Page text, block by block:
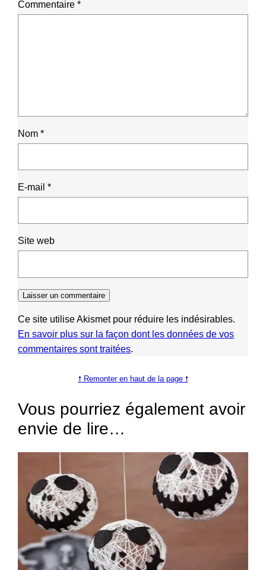
Commentaire*
Nom*
E-mail*
Site web
Ce site utilise Akismet pour réduire les indésirables.
En savoir plus sur la façon dont les données de vos
commentaires sont traitées.
🠕 Remonter en haut de la page 🠕
Vous pourriez également avoir
envie de lire…